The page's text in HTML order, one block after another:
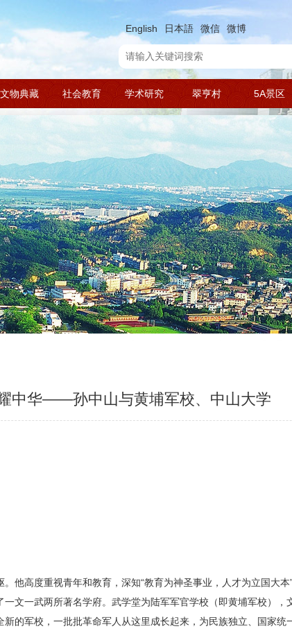
English 日本語 微信 微博
文物典藏 社会教育 学术研究 翠亨村 5A景区
中华——孙中山与黄埔军校、中山大学
他高度重视青年和教育，深知“教育为神圣事业，人才为立国大本
文一武两所著名学府。武学堂为陆军军官学校（即黄埔军校），
的军校，一批批革命军人从这里成长起来，为民族独立、国家统